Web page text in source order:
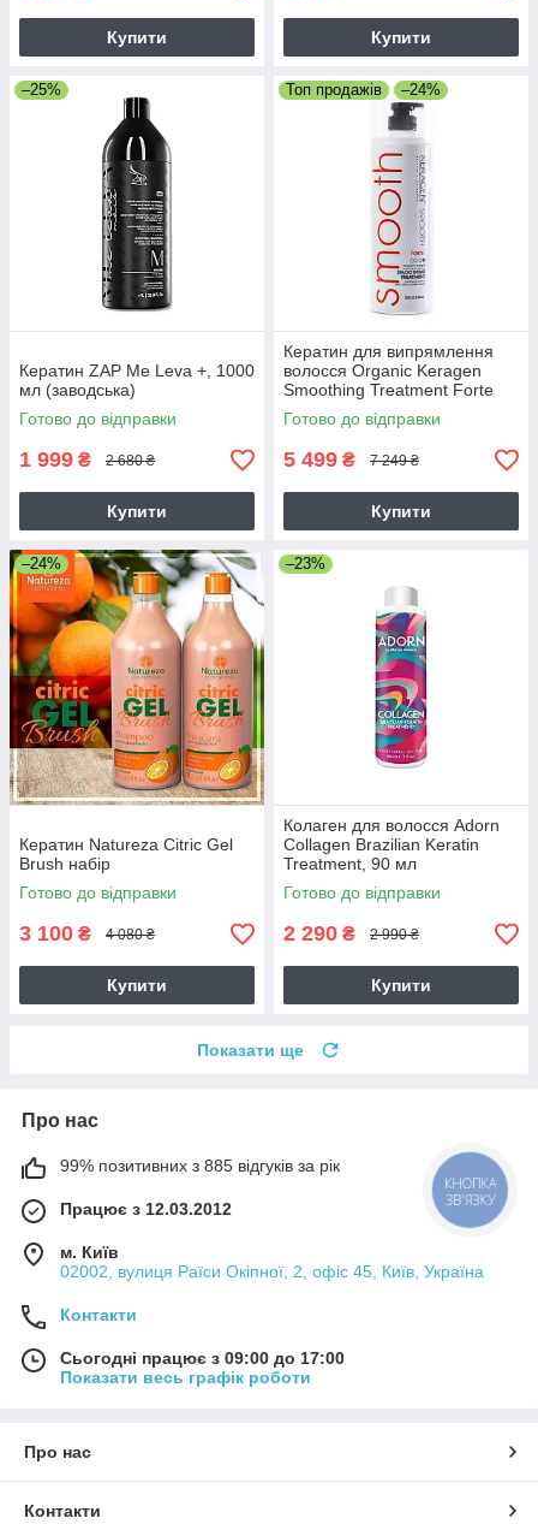
Купити Купити
–25%
Кератин ZAP Me Leva +, 1000
мл (заводська)
Готово до відправки
1 999 ₴ 2 680 ₴
Купити
Топ продажів –24%
Кератин для випрямлення
волосся Organic Keragen
Smoothing Treatment Forte
4%, 946 мл
Готово до відправки
5 499 ₴ 7 249 ₴
Купити
–24%
Кератин Natureza Citric Gel
Brush набір
Готово до відправки
3 100 ₴ 4 080 ₴
Купити
–23%
Колаген для волосся Adorn
Collagen Brazilian Keratin
Treatment, 90 мл
Готово до відправки
2 290 ₴ 2 990 ₴
Купити
Показати ще
Про нас
99% позитивних з 885 відгуків за рік
Працює з 12.03.2012
м. Київ
02002, вулиця Раїси Окіпної, 2, офіс 45, Київ, Україна
Контакти
Сьогодні працює з 09:00 до 17:00
Показати весь графік роботи
Про нас
Контакти
КНОПКА
ЗВ'ЯЗКУ